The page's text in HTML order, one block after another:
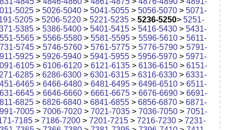
5025 > 5026-5040 > 5041-5055 > 5056-5070 > 5071-
5205 > 5206-5220 > 5221-5235 > 5236-5250> 5251-
5385 > 5386-5400 > 5401-5415 > 5416-5430 > 5431-
5565 > 5566-5580 > 5581-5595 > 5596-5610 > 5611-
5745 > 5746-5760 > 5761-5775 > 5776-5790 > 5791-
5925 > 5926-5940 > 5941-5955 > 5956-5970 > 5971-
6105 > 6106-6120 > 6121-6135 > 6136-6150 > 6151-
6285 > 6286-6300 > 6301-6315 > 6316-6330 > 6331-
6465 > 6466-6480 > 6481-6495 > 6496-6510 > 6511-
6645 > 6646-6660 > 6661-6675 > 6676-6690 > 6691-
6825 > 6826-6840 > 6841-6855 > 6856-6870 > 6871-
7005 > 7006-7020 > 7021-7035 > 7036-7050 > 7051-
7185 > 7186-7200 > 7201-7215 > 7216-7230 > 7231-